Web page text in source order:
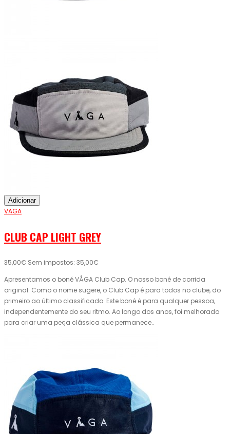
Adicionar
VAGA
CLUB CAP LIGHT GREY
35,00€ Sem impostos: 35,00€
Apresentamos o boné VÅGA Club Cap. O nosso boné de corrida
original. Como o nome sugere, o Club Cap é para todos no clube, do
primeiro ao último classificado. Este boné é para qualquer pessoa,
independentemente do seu ritmo. Ao longo dos anos, foi melhorado
para criar uma peça clássica que permanece..